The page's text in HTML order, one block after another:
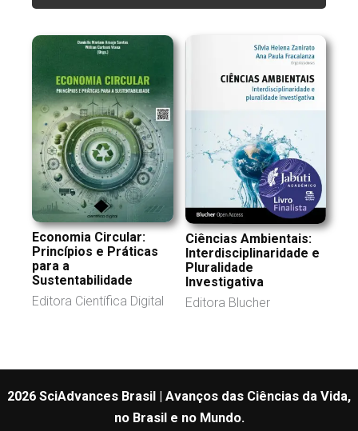
Economia Circular:
Princípios e Práticas
para a
Sustentabilidade
Editora Científica Digital
Ciências Ambientais:
Interdisciplinaridade e
Pluralidade
Investigativa
Editora Blucher
2026 SciAdvances Brasil | Avanços das Ciências da Vida,
no Brasil e no Mundo.